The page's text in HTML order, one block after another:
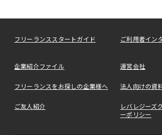
フリーランススタートガイド ご利用者イン
企業紹介ファイル 運営会社
フリーランスをお探しの企業様へ 法人向けの資
ご友人紹介
レバレジーズ
ーポリシー